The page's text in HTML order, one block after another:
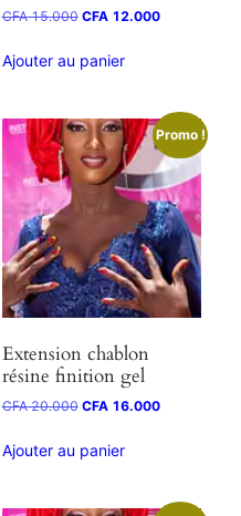
CFA15.000 CFA12.000
Ajouter au panier
Promo !
Extension chablon
résine finition gel
CFA20.000 CFA16.000
Ajouter au panier